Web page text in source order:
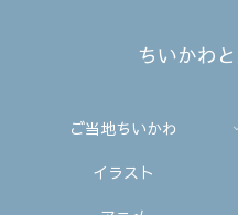
ちいかわ
ご当地ちいかわ
イラスト